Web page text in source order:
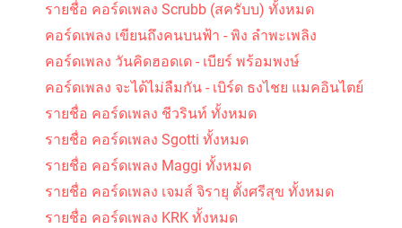
รายชื่อ คอร์ดเพลง Scrubb (สครับบ) ทั้งหมด
คอร์ดเพลง เขียนถึงคนบนฟ้า - พิง ลำพะเพลิง
คอร์ดเพลง วันคิดฮอดเด - เบียร์ พร้อมพงษ์
คอร์ดเพลง จะได้ไม่ลืมกัน - เบิร์ด ธงไชย แมคอินไตย์
รายชื่อ คอร์ดเพลง ชีวรินท์ ทั้งหมด
รายชื่อ คอร์ดเพลง Sgotti ทั้งหมด
รายชื่อ คอร์ดเพลง Maggi ทั้งหมด
รายชื่อ คอร์ดเพลง เจมส์ จิรายุ ตั้งศรีสุข ทั้งหมด
รายชื่อ คอร์ดเพลง KRK ทั้งหมด